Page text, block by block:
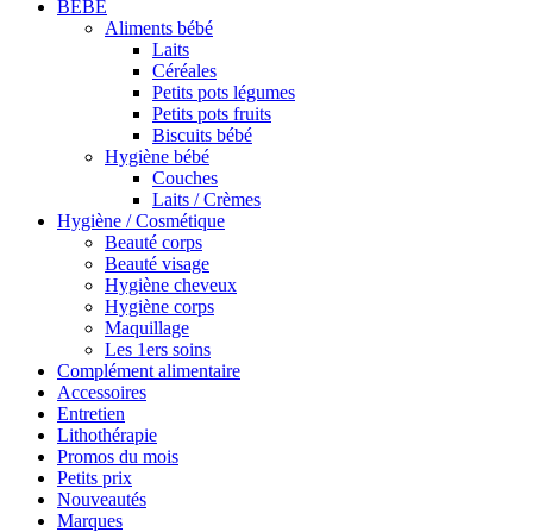
BÉBÉ
Aliments bébé
Laits
Céréales
Petits pots légumes
Petits pots fruits
Biscuits bébé
Hygiène bébé
Couches
Laits / Crèmes
Hygiène / Cosmétique
Beauté corps
Beauté visage
Hygiène cheveux
Hygiène corps
Maquillage
Les 1ers soins
Complément alimentaire
Accessoires
Entretien
Lithothérapie
Promos du mois
Petits prix
Nouveautés
Marques